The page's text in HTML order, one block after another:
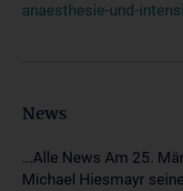
anaesthesie-und-
News
...Alle News Am 25.
Michael Hiesmayr